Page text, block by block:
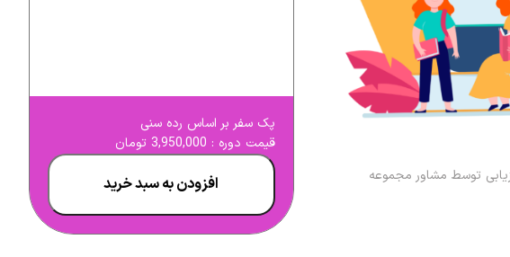
پک سفر بر اساس رده سنی
قیمت دوره : 3,950,000 تومان
افزودن به سبد خرید
توسط مشاور مجموعه